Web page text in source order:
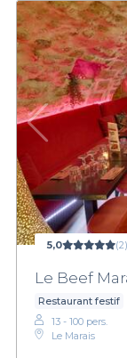
5,0 (2)
Le Beef
Restaurant festif
13 - 100 pers.
Le Marais